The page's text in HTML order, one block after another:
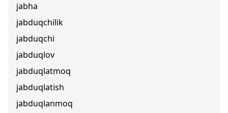
jabha
jabduqchilik
jabduqchi
jabduqlov
jabduqlatmoq
jabduqlatish
jabduqlanmoq